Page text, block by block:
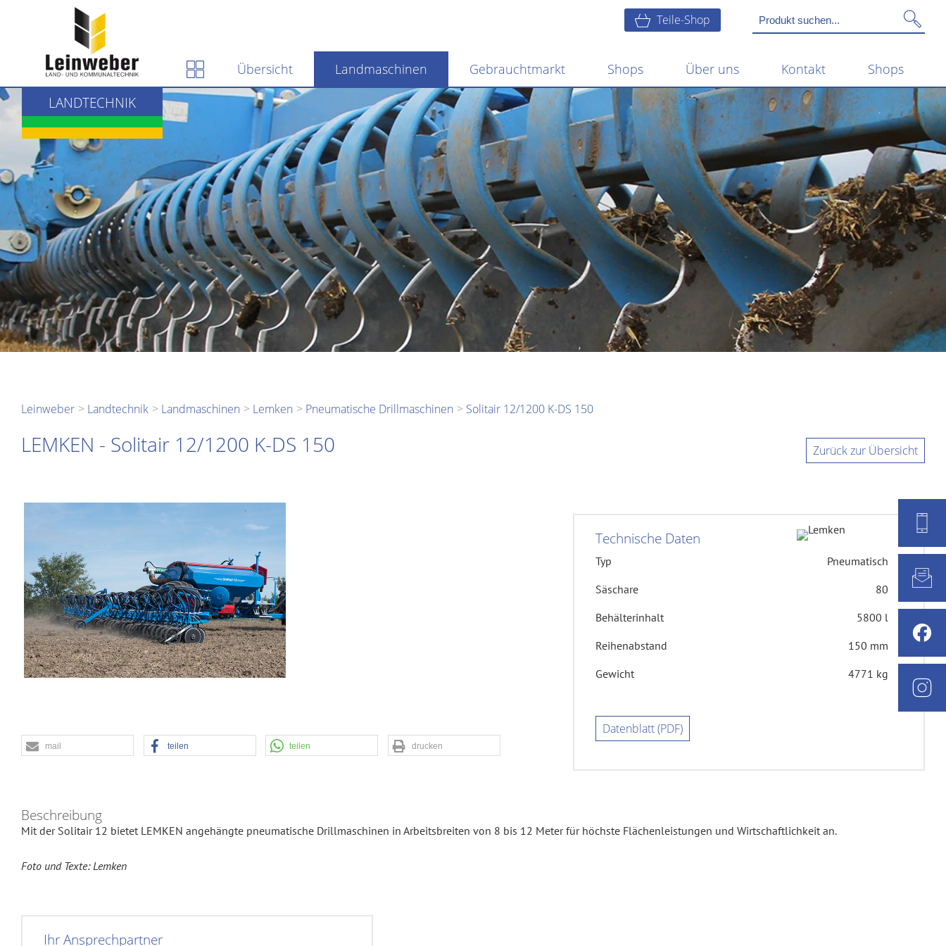
Teile-Shop
Übersicht Landmaschinen Gebrauchtmarkt Shops Über uns Kontakt Shops
LANDTECHNIK
KOMMUNALTECHNIK
BAUTECHNIK
Leinweber Landtechnik Landmaschinen Lemken Pneumatische Drillmaschinen Solitair 12/1200 K-DS 150
Zurück zur Übersicht
LEMKEN - Solitair 12/1200 K-DS 150
Technische Daten
Typ
Pneumatisch
Säschare
80
Behälterinhalt
5800 l
Reihenabstand
150 mm
Gewicht
4771 kg
Datenblatt (PDF)
mail teilen teilen drucken
Beschreibung
Mit der Solitair 12 bietet LEMKEN angehängte pneumatische Drillmaschinen in Arbeitsbreiten von 8 bis 12 Meter für höchste Flächenleistungen und Wirtschaftlichkeit an.
Foto und Texte: Lemken
Ihr Ansprechpartner